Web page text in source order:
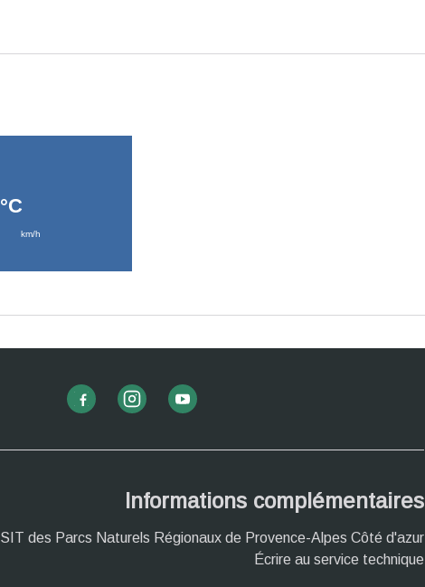
Informations complémentaires
SIT des Parcs Naturels Régionaux de Provence-Alpes Côté d'azur
Écrire au service technique